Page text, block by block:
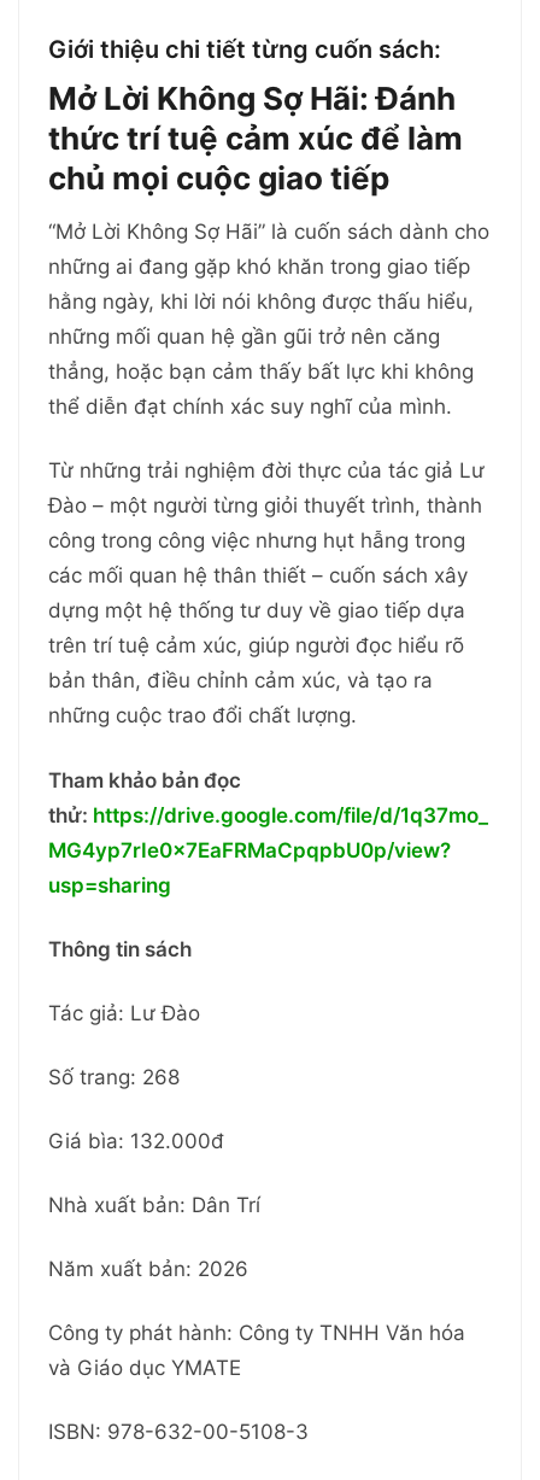
Giới thiệu chi tiết từng cuốn sách:
Mở Lời Không Sợ Hãi: Đánh
thức trí tuệ cảm xúc để làm
chủ mọi cuộc giao tiếp
“Mở Lời Không Sợ Hãi” là cuốn sách dành cho
những ai đang gặp khó khăn trong giao tiếp
hằng ngày, khi lời nói không được thấu hiểu,
những mối quan hệ gần gũi trở nên căng
thẳng, hoặc bạn cảm thấy bất lực khi không
thể diễn đạt chính xác suy nghĩ của mình.
Từ những trải nghiệm đời thực của tác giả Lư
Đào – một người từng giỏi thuyết trình, thành
công trong công việc nhưng hụt hẫng trong
các mối quan hệ thân thiết – cuốn sách xây
dựng một hệ thống tư duy về giao tiếp dựa
trên trí tuệ cảm xúc, giúp người đọc hiểu rõ
bản thân, điều chỉnh cảm xúc, và tạo ra
những cuộc trao đổi chất lượng.
Tham khảo bản đọc
thử: https://drive.google.com/file/d/1q37mo_
MG4yp7rIe0x7EaFRMaCpqpbU0p/view?
usp=sharing
Thông tin sách
Tác giả: Lư Đào
Số trang: 268
Giá bìa: 132.000đ
Nhà xuất bản: Dân Trí
Năm xuất bản: 2026
Công ty phát hành: Công ty TNHH Văn hóa
và Giáo dục YMATE
ISBN: 978-632-00-5108-3